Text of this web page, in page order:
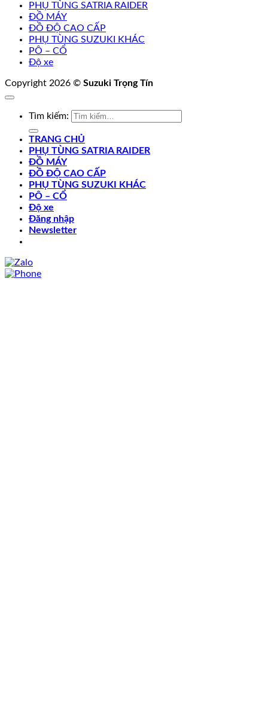
PHỤ TÙNG SATRIA RAIDER
ĐỒ MÁY
ĐỒ ĐỘ CAO CẤP
PHỤ TÙNG SUZUKI KHÁC
PÔ – CỔ
Độ xe
Copyright 2026 © Suzuki Trọng Tín
Tìm kiếm:
TRANG CHỦ
PHỤ TÙNG SATRIA RAIDER
ĐỒ MÁY
ĐỒ ĐỘ CAO CẤP
PHỤ TÙNG SUZUKI KHÁC
PÔ – CỔ
Độ xe
Đăng nhập
Newsletter